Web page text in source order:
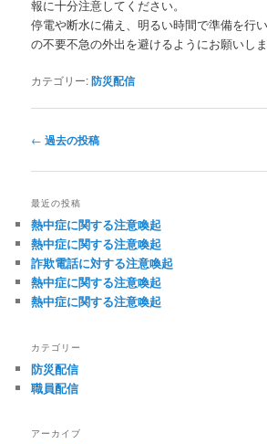
報に十分注意してください。
停電や断水に備え、明るい時間で準備を行
の不要不急の外出を避けるようにお願いしま
カテゴリー:防災配信
投
ナ
ビ
ゲ
ー
シ
ョ
ン
← 過去の投稿
最近の投稿
熱中症に関する注意喚起
熱中症に関する注意喚起
詐欺電話に対する注意喚起
熱中症に関する注意喚起
熱中症に関する注意喚起
カテゴリー
防災配信
職員配信
アーカイブ